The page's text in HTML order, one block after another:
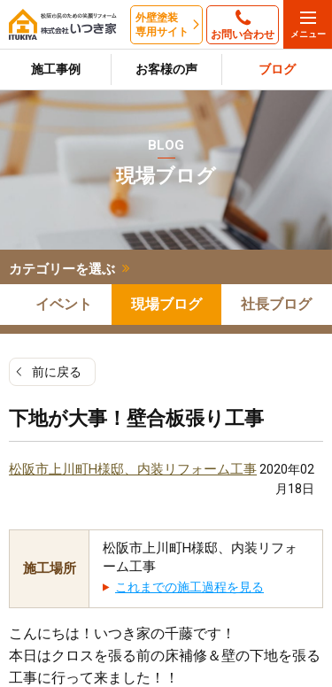
外壁塗装
専用サイト
お問い合わせ
施工事例 お客様の声 ブログ
BLOG
現場ブログ
カテゴリーを選ぶ
イベント 現場ブログ 社長ブログ
前に戻る
下地が大事！壁合板張り工事
松阪市上川町H様邸、内装リフォーム工事2020年02
月18日
施工場所
松阪市上川町H様邸、内装リフォ
ーム工事
これまでの施工過程を見る
こんにちは！いつき家の千藤です！
本日はクロスを張る前の床補修＆壁の下地を張る
工事に行って来ました！！